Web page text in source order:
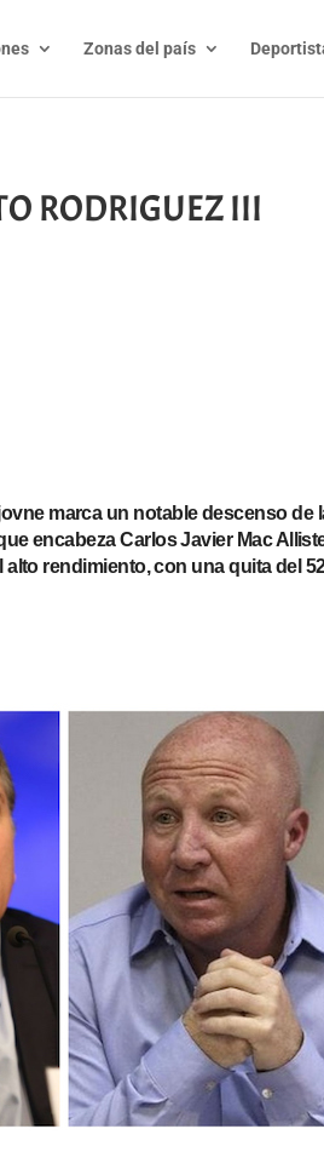
Zonas del país
RODRIGUEZ III
marca un notable descenso
encabeza Carlos Javier Mac
rendimiento, con una quita del